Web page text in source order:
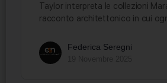
Taylor interpreta le collezioni
racconto architettonico in cui
Federica Seregni